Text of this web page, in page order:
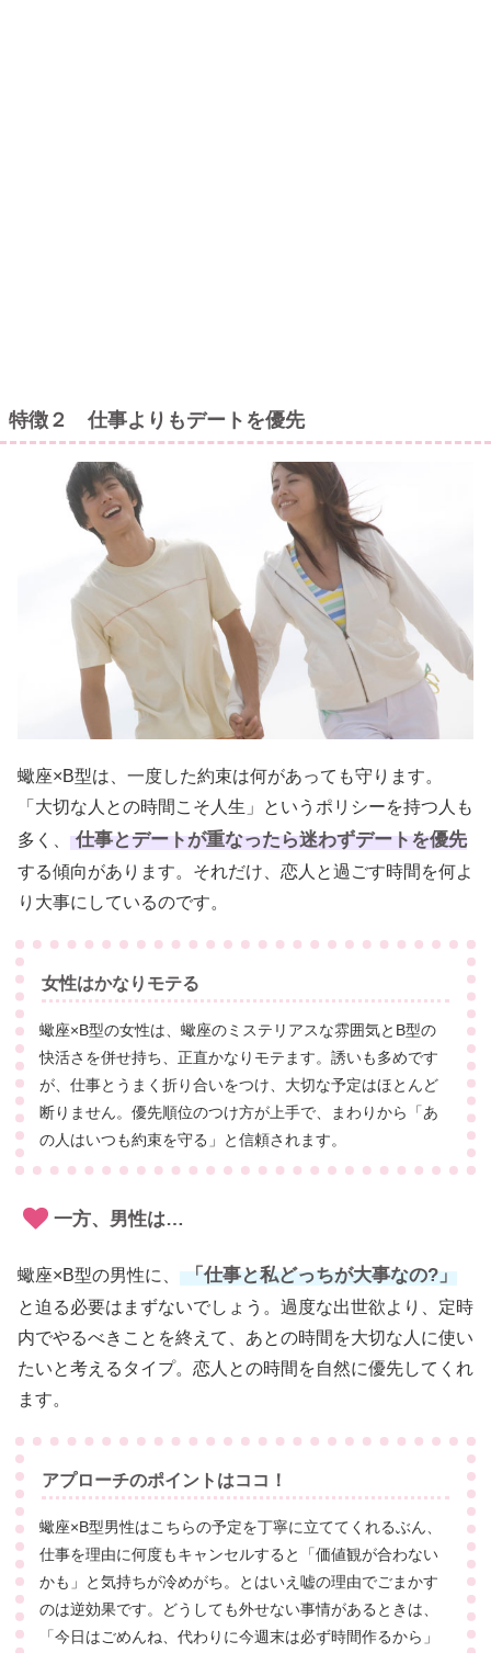
特徴２ 仕事よりもデートを優先
蠍座×B型は、一度した約束は何があっても守ります。
「大切な人との時間こそ人生」というポリシーを持つ人も
多く、
仕事とデートが重なったら迷わずデートを優先
する傾向があります。それだけ、恋人と過ごす時間を何よ
り大事にしているのです。
女性はかなりモテる
蠍座×B型の女性は、蠍座のミステリアスな雰囲気とB型の
快活さを併せ持ち、正直かなりモテます。誘いも多めです
が、仕事とうまく折り合いをつけ、大切な予定はほとんど
断りません。優先順位のつけ方が上手で、まわりから「あ
の人はいつも約束を守る」と信頼されます。
一方、男性は…
蠍座×B型の男性に、 「仕事と私どっちが大事なの?」
と迫る必要はまずないでしょう。過度な出世欲より、定時
内でやるべきことを終えて、あとの時間を大切な人に使い
たいと考えるタイプ。恋人との時間を自然に優先してくれ
ます。
アプローチのポイントはココ！
蠍座×B型男性はこちらの予定を丁寧に立ててくれるぶん、
仕事を理由に何度もキャンセルすると「価値観が合わない
かも」と気持ちが冷めがち。とはいえ嘘の理由でごまかす
のは逆効果です。どうしても外せない事情があるときは、
「今日はごめんね、代わりに今週末は必ず時間作るから」